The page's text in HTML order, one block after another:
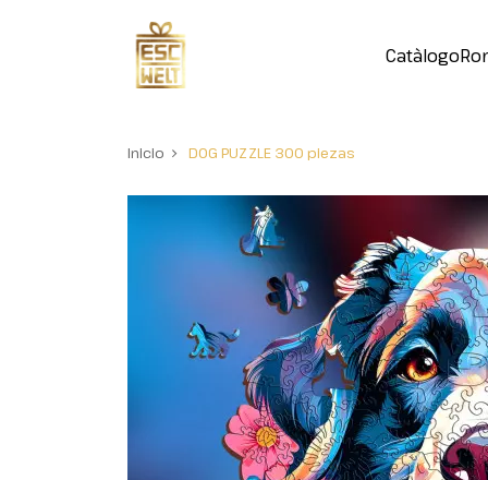
Catàlogo
Inicio DOG PUZZLE 300 piezas